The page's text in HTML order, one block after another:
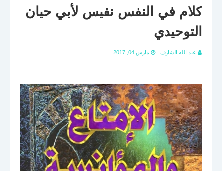
كلام في النفس نفيس لأبي حيان
التوحيدي
عبد الله الشارف مارس 04, 2017